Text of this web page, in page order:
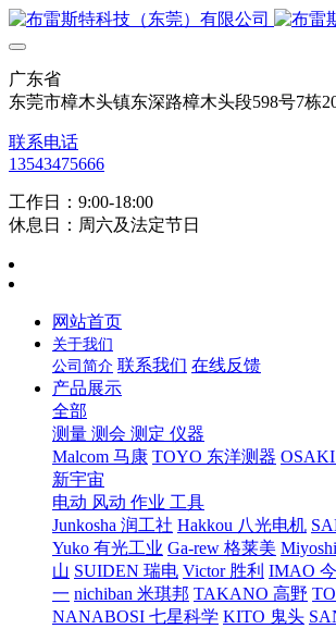
广东省
东莞市樟木头镇东深路樟木头段598号7栋
联系电话
13543475666
工作日：9:00-18:00
休息日：周六及法定节日
网站首页
关于我们
公司简介 联系我们 在线反馈
产品展示
全部
测量 测会 测定 仪器
Malcom 马康 TOYO 东洋测器
新宇宙
电动 风动 作业 工具
Junkosha 润工社 Hakkou 八光电机
Yuko 有光工业 Ga-rew 格莱美
山 SUIDEN 瑞电 Victor 胜利 IMAO
一 nichiban 米琪邦 TAKANO 高野
NANABOSI 七星科学 KITO 鬼头